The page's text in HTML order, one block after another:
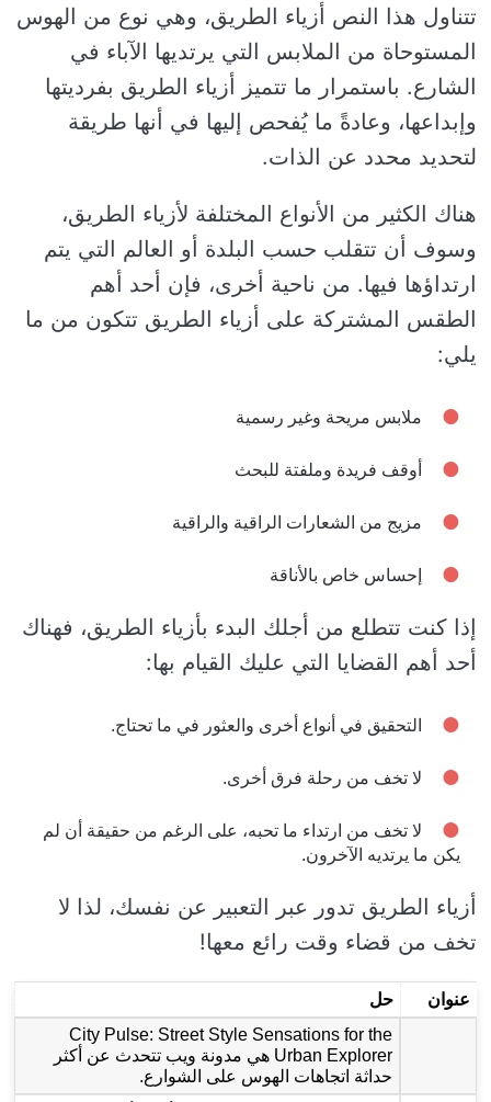
تتناول هذا النص أزياء الطريق، وهي نوع من الهوس
المستوحاة من الملابس التي يرتديها الآباء في
الشارع. باستمرار ما تتميز أزياء الطريق بفرديتها
وإبداعها، وعادةً ما يُفحص إليها في أنها طريقة
لتحديد محدد عن الذات.
هناك الكثير من الأنواع المختلفة لأزياء الطريق،
وسوف أن تتقلب حسب البلدة أو العالم التي يتم
ارتداؤها فيها. من ناحية أخرى، فإن أحد أهم
الطقس المشتركة على أزياء الطريق تتكون من ما
يلي:
ملابس مريحة وغير رسمية
أوقف فريدة وملفتة للبحث
مزيج من الشعارات الراقية والراقية
إحساس خاص بالأناقة
إذا كنت تتطلع من أجلك البدء بأزياء الطريق، فهناك
أحد أهم القضايا التي عليك القيام بها:
التحقيق في أنواع أخرى والعثور في ما تحتاج.
لا تخف من رحلة فرق أخرى.
لا تخف من ارتداء ما تحبه، على الرغم من حقيقة أن لم
يكن ما يرتديه الآخرون.
أزياء الطريق تدور عبر التعبير عن نفسك، لذا لا
تخف من قضاء وقت رائع معها!
عنوان
حل
City Pulse: Street Style Sensations for the
Urban Explorer هي مدونة ويب تتحدث عن أكثر
حداثة اتجاهات الهوس على الشوارع.